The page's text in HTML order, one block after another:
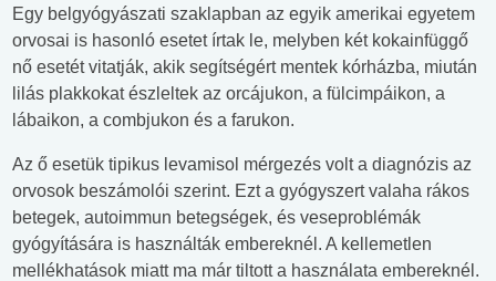
Egy belgyógyászati szaklapban az egyik amerikai egyetem
orvosai is hasonló esetet írtak le, melyben két kokainfüggő
nő esetét vitatják, akik segítségért mentek kórházba, miután
lilás plakkokat észleltek az orcájukon, a fülcimpáikon, a
lábaikon, a combjukon és a farukon.
Az ő esetük tipikus levamisol mérgezés volt a diagnózis az
orvosok beszámolói szerint. Ezt a gyógyszert valaha rákos
betegek, autoimmun betegségek, és veseproblémák
gyógyítására is használták embereknél. A kellemetlen
mellékhatások miatt ma már tiltott a használata embereknél.